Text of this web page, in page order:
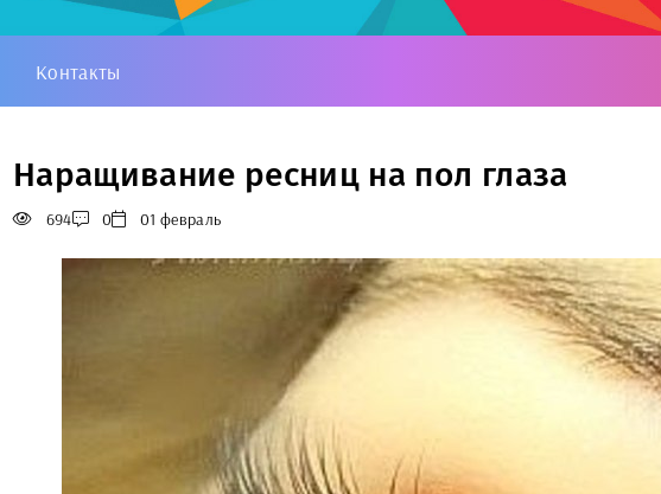
Контакты
Наращивание ресниц на пол глаза
694 0 01 февраль